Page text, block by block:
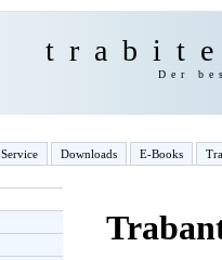
Der
Service Downloads E-Books